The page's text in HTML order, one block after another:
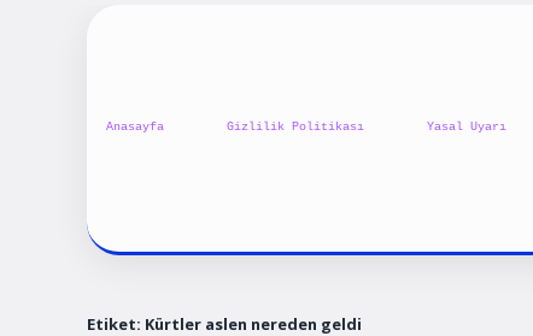
Anasayfa Gizlilik Politikası Yasal Uyarı
Etiket: Kürtler aslen nereden geldi